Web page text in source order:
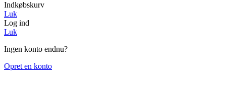
Indkøbskurv
Luk
Log ind
Luk
Ingen konto endnu?
Opret en konto